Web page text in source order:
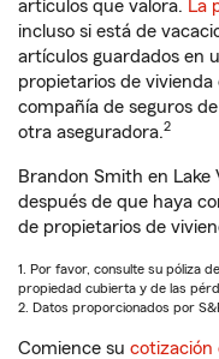
artículos que valora. La
incluso si está de
artículos guardados en
propietarios de
compañía de seguros
otra aseguradora.2
Brandon Smith en Lake
después de que haya
de propietarios de
1. Por favor, consulte su póliza
propiedad cubierta y de las
2. Datos proporcionados por
Comience su cotización